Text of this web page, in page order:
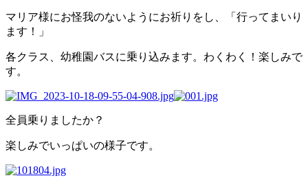
マリア様にお怪我のないようにお祈りをし、「行ってまいり
ます！」
各クラス、幼稚園バスに乗り込みます。わくわく！楽しみで
す。
全員乗りましたか？
楽しみでいっぱいの様子です。